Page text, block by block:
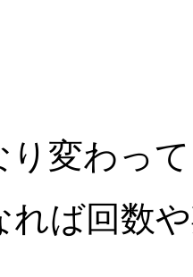
り変わっ
れば回数